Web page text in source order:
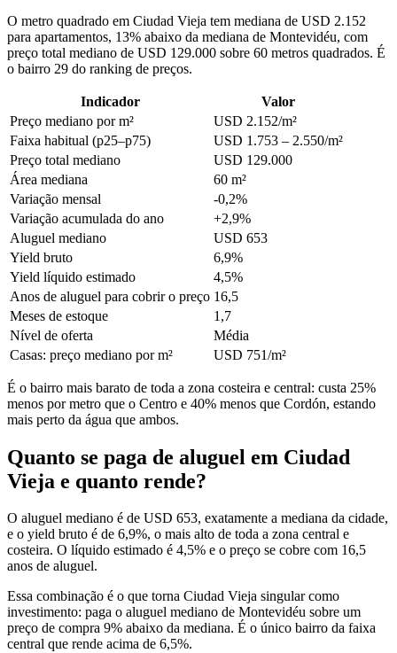
O metro quadrado em Ciudad Vieja tem mediana de USD 2.152
para apartamentos, 13% abaixo da mediana de Montevidéu, com
preço total mediano de USD 129.000 sobre 60 metros quadrados. É
o bairro 29 do ranking de preços.
Indicador
Valor
Preço mediano por m²
USD 2.152/m²
Faixa habitual (p25–p75)
USD 1.753 – 2.550/m²
Preço total mediano
USD 129.000
Área mediana
60 m²
Variação mensal
-0,2%
Variação acumulada do ano
+2,9%
Aluguel mediano
USD 653
Yield bruto
6,9%
Yield líquido estimado
4,5%
Anos de aluguel para cobrir o preço 16,5
Meses de estoque
1,7
Nível de oferta
Média
Casas: preço mediano por m²
USD 751/m²
É o bairro mais barato de toda a zona costeira e central: custa 25%
menos por metro que o Centro e 40% menos que Cordón, estando
mais perto da água que ambos.
Quanto se paga de aluguel em Ciudad
Vieja e quanto rende?
O aluguel mediano é de USD 653, exatamente a mediana da cidade,
e o yield bruto é de 6,9%, o mais alto de toda a zona central e
costeira. O líquido estimado é 4,5% e o preço se cobre com 16,5
anos de aluguel.
Essa combinação é o que torna Ciudad Vieja singular como
investimento: paga o aluguel mediano de Montevidéu sobre um
preço de compra 9% abaixo da mediana. É o único bairro da faixa
central que rende acima de 6,5%.